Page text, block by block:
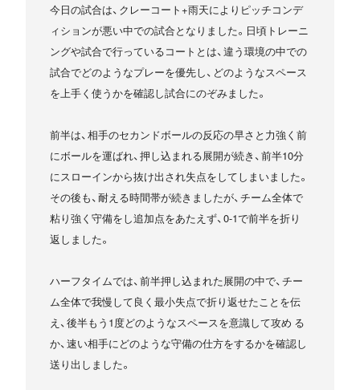
今日の試合は、クレーコート+雨天によりピッチコンデ
ィションが悪い中での試合となりました。日頃トレーニ
ングや試合で行っているコートとは、違う環境の中での
試合でどのようなプレーを優先し、どのようなスペース
を上手く使うかを確認し試合にのぞみました。
前半は、相手のセカンドボールの反応の早さと力強く前
にボールを運ばれ、押し込まれる展開が続き、前半10分
にスローインから抜け出され失点をしてしまいました。
その後も、耐える時間帯が続きましたが、チーム全体で
粘り強く守備をし追加点をあたえず、0-1で前半を折り
返しました。
ハーフタイムでは、前半押し込まれた展開の中で、チー
ム全体で我慢して良く最小失点で折り返せたことを伝
え、後半もう1度どのようなスペースを意識して攻め る
か、速い相手にどのような守備の仕方をするかを確認し
送り出しました。